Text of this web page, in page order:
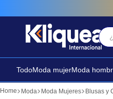
TodoModa mujerModa
Moda Moda Mujeres Blusas y
2.